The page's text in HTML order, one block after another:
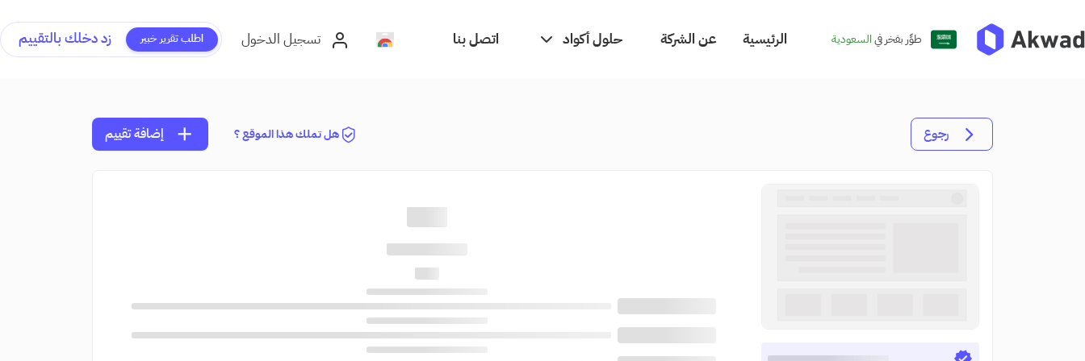
طوِّر بفخر فيالسعودية الرئيسية عن الشركة حلول أكواد اتصل بنا تسجيل الدخول اطلب تقرير خبير زد دخلك بالتقييم
رجوع هل تملك هذا الموقع ؟ add إضافة تقييم